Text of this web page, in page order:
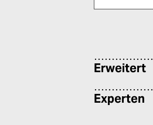
Erweitert
Experten